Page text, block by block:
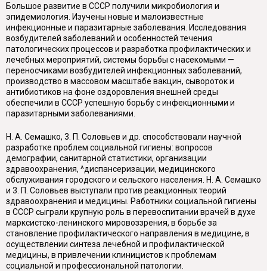
Большое развитие в СССР получили микробиология и
эпидемиология. Изучены новые и малоизвестные
инфекционные и паразитарные заболевания. Исследования
возбудителей заболеваний и особенностей течения
патологических процессов и разработка профилактических и
лечебных мероприятий, системы борьбы с насекомыми —
переносчиками возбудителей инфекционных заболеваний,
производство в массовом масштабе вакцин, сывороток и
антибиотиков на фоне оздоровления внешней среды
обеспечили в СССР успешную борьбу с инфекционными и
паразитарными заболеваниями.
Н. А. Семашко, 3. П. Соловьев и др. способствовали научной
разработке проблем социальной гигиены: вопросов
демографии, санитарной статистики, организации
здравоохранения, ^диспансеризации, медицинского
обслуживания городского и сельского населения. Н. А. Семашко
и 3. П. Соловьев выступали против реакционных теорий
здравоохранения и медицины. Работники социальной гигиены
в СССР сыграли крупную роль в перевоспитании врачей в духе
марксистско-ленинского мировоззрения, в борьбе за
становление профилактического направления в медицине, в
осуществлении синтеза лечебной и профилактической
медицины, в привлечении клиницистов к проблемам
социальной и профессиональной патологии.